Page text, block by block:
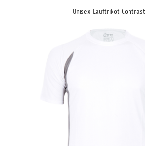
Unisex Lauftrikot Contrast